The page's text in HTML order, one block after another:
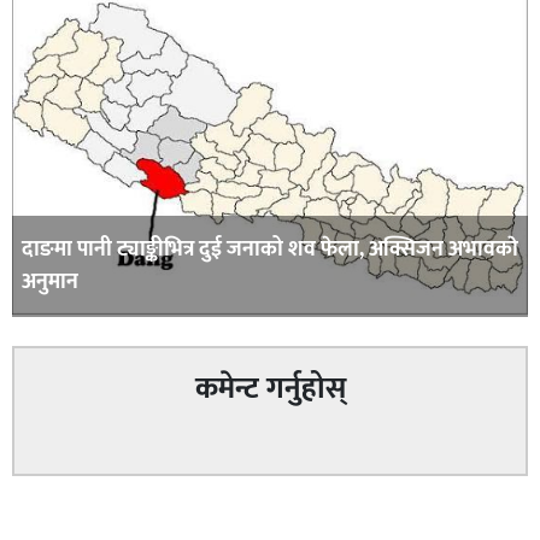
दाङमा पानी ट्याङ्कीभित्र दुई जनाको शव फेला, अक्सिजन अभावकाे
अनुमान
कमेन्ट गर्नुहोस्